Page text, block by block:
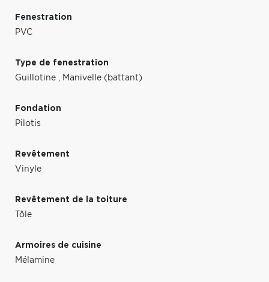
Fenestration
PVC
Type de fenestration
Guillotine , Manivelle (battant)
Fondation
Pilotis
Revêtement
Vinyle
Revêtement de la toiture
Tôle
Armoires de cuisine
Mélamine